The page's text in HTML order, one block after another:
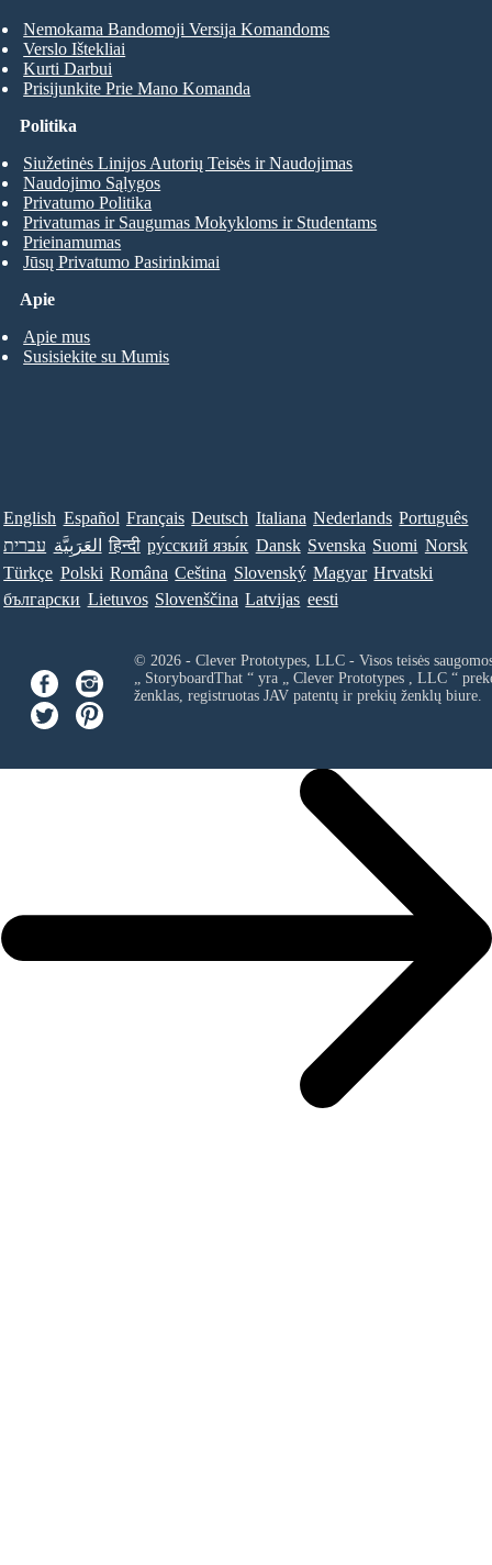
Nemokama Bandomoji Versija Komandoms
Verslo Ištekliai
Kurti Darbui
Prisijunkite Prie Mano Komanda
Apie
Apie mus
Susisiekite su Mumis
Politika
Siužetinės Linijos Autorių Teisės ir Naudojimas
Naudojimo Sąlygos
Privatumo Politika
Privatumas ir Saugumas Mokykloms ir Studentams
Prieinamumas
Jūsų Privatumo Pasirinkimai
English Español Français Deutsch Italiana Nederlands Português
עברית العَرَبِيَّة हिन्दी ру́сский язы́к Dansk Svenska Suomi Norsk
Türkçe Polski Româna Ceština Slovenský Magyar Hrvatski
български Lietuvos Slovenščina Latvijas eesti
© 2026 - Clever Prototypes, LLC - Visos teisės
„ StoryboardThat “ yra „ Clever Prototypes , LLC“
ženklas, registruotas JAV patentų ir prekių ženklų biure.